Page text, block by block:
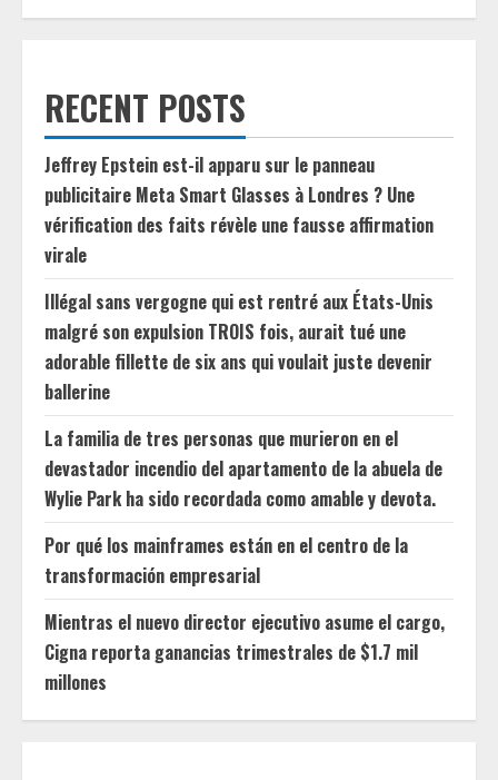
RECENT POSTS
Jeffrey Epstein est-il apparu sur le panneau
publicitaire Meta Smart Glasses à Londres ? Une
vérification des faits révèle une fausse affirmation
virale
Illégal sans vergogne qui est rentré aux États-Unis
malgré son expulsion TROIS fois, aurait tué une
adorable fillette de six ans qui voulait juste devenir
ballerine
La familia de tres personas que murieron en el
devastador incendio del apartamento de la abuela de
Wylie Park ha sido recordada como amable y devota.
Por qué los mainframes están en el centro de la
transformación empresarial
Mientras el nuevo director ejecutivo asume el cargo,
Cigna reporta ganancias trimestrales de $1.7 mil
millones